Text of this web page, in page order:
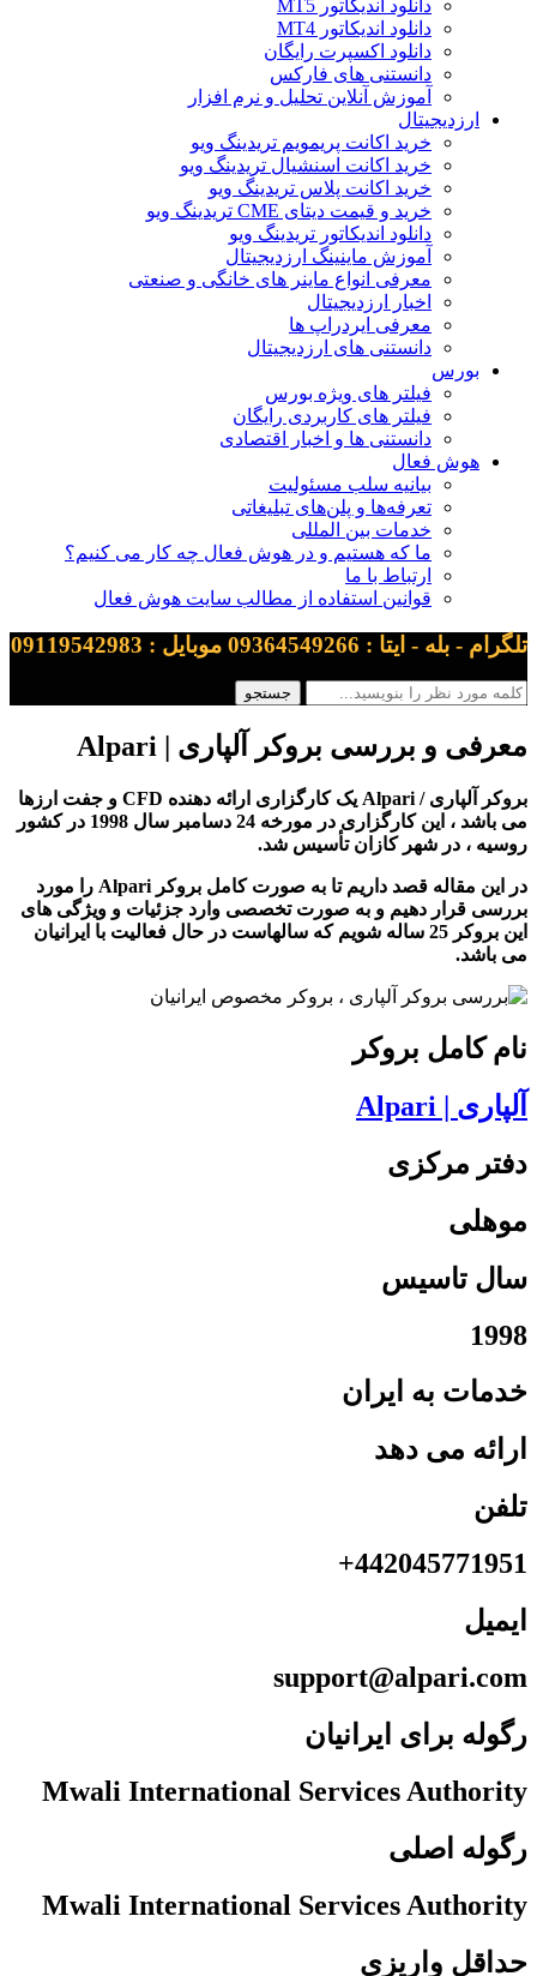
دانلود اندیکاتور MT5
دانلود اندیکاتور MT4
دانلود اکسپرت رایگان
دانستنی های فارکس
آموزش آنلاین تحلیل و نرم افزار
ارزدیجیتال
خرید اکانت پریمویم تریدینگ ویو
خرید اکانت اسنشیال تریدینگ ویو
خرید اکانت پلاس تریدینگ ویو
خرید و قیمت دیتای CME تریدینگ ویو
دانلود اندیکاتور تریدینگ ویو
آموزش ماینینگ ارزدیجیتال
معرفی انواع ماینر های خانگی و صنعتی
اخبار ارزدیجیتال
معرفی ایردراپ ها
دانستنی های ارزدیجیتال
بورس
فیلتر های ویژه بورس
فیلتر های کاربردی رایگان
دانستنی ها و اخبار اقتصادی
هوش فعال
بیانیه سلب مسئولیت
تعرفه‌ها و پلن‌های تبلیغاتی
خدمات بین المللی
ما که هستیم و در هوش فعال چه کار می کنیم؟
ارتباط با ما
قوانین استفاده از مطالب سایت هوش فعال
تلگرام - بله - ایتا : 09364549266 موبایل : 09119542983
معرفی و بررسی بروکر آلپاری | Alpari
بروکر آلپاری / Alpari یک کارگزاری ارائه دهنده CFD و جفت ارزها
می باشد ، این کارگزاری در مورخه 24 دسامبر سال 1998 در کشور
روسیه ، در شهر کازان تأسیس شد.
در این مقاله قصد داریم تا به صورت کامل بروکر Alpari را مورد
بررسی قرار دهیم و به صورت تخصصی وارد جزئیات و ویژگی های
این بروکر 25 ساله شویم که سالهاست در حال فعالیت با ایرانیان
می باشد.
نام کامل بروکر
آلپاری | Alpari
دفتر مرکزی
موهلی
سال تاسیس
1998
خدمات به ایران
ارائه می دهد
تلفن
442045771951+
ایمیل
support@alpari.com
رگوله برای ایرانیان
Mwali International Services Authority
رگوله اصلی
Mwali International Services Authority
حداقل واریزی